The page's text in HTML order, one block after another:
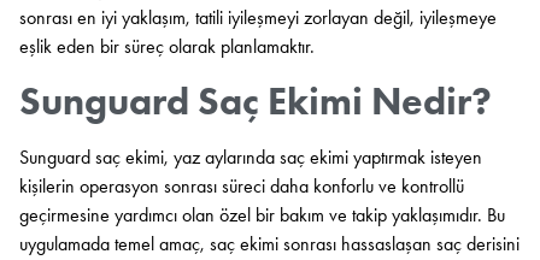
sonrası en iyi yaklaşım, tatili iyileşmeyi zorlayan değil, iyileşmeye
eşlik eden bir süreç olarak planlamaktır.
Sunguard Saç Ekimi Nedir?
Sunguard saç ekimi, yaz aylarında saç ekimi yaptırmak isteyen
kişilerin operasyon sonrası süreci daha konforlu ve kontrollü
geçirmesine yardımcı olan özel bir bakım ve takip yaklaşımıdır. Bu
uygulamada temel amaç, saç ekimi sonrası hassaslaşan saç derisini